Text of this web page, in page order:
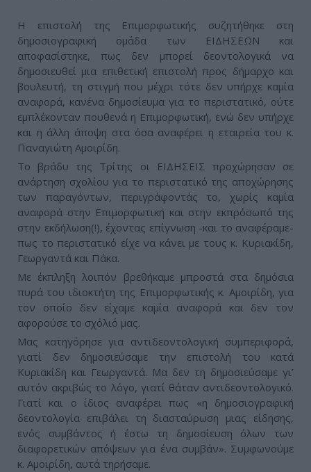
Η επιστολή της Επιμορφωτικής συζητήθηκε στη
δημοσιογραφική ομάδα των ΕΙΔΗΣΕΩΝ και
αποφασίστηκε, πως δεν μπορεί δεοντολογικά να
δημοσιευθεί μια επιθετική επιστολή προς δήμαρχο και
βουλευτή, τη στιγμή που μέχρι τότε δεν υπήρχε καμία
αναφορά, κανένα δημοσίευμα για το περιστατικό, ούτε
εμπλέκονταν πουθενά η Επιμορφωτική, ενώ δεν υπήρχε
και η άλλη άποψη στα όσα αναφέρει η εταιρεία του κ.
Παναγιώτη Αμοιρίδη.
Το βράδυ της Τρίτης οι ΕΙΔΗΣΕΙΣ προχώρησαν σε
ανάρτηση σχολίου για το περιστατικό της αποχώρησης
των παραγόντων, περιγράφοντάς το, χωρίς καμία
αναφορά στην Επιμορφωτική και στην εκπρόσωπό της
στην εκδήλωση(!), έχοντας επίγνωση -και το αναφέραμε-
πως το περιστατικό είχε να κάνει με τους κ. Κυριακίδη,
Γεωργαντά και Πάκα.
Με έκπληξη λοιπόν βρεθήκαμε μπροστά στα δημόσια
πυρά του ιδιοκτήτη της Επιμορφωτικής κ. Αμοιρίδη, για
τον οποίο δεν είχαμε καμία αναφορά και δεν τον
αφορούσε το σχόλιό μας.
Μας κατηγόρησε για αντιδεοντολογική συμπεριφορά,
γιατί δεν δημοσιεύσαμε την επιστολή του κατά
Κυριακίδη και Γεωργαντά. Μα δεν τη δημοσιεύσαμε γι’
αυτόν ακριβώς το λόγο, γιατί θάταν αντιδεοντολογικό.
Γιατί και ο ίδιος αναφέρει πως «η δημοσιογραφική
δεοντολογία επιβάλει τη διασταύρωση μιας είδησης,
ενός συμβάντος ή έστω τη δημοσίευση όλων των
διαφορετικών απόψεων για ένα συμβάν». Συμφωνούμε
κ. Αμοιρίδη, αυτά τηρήσαμε.